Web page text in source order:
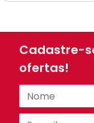
Cadastre-
ofertas!